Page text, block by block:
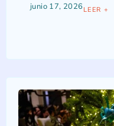
junio 17, 2026 LEER +